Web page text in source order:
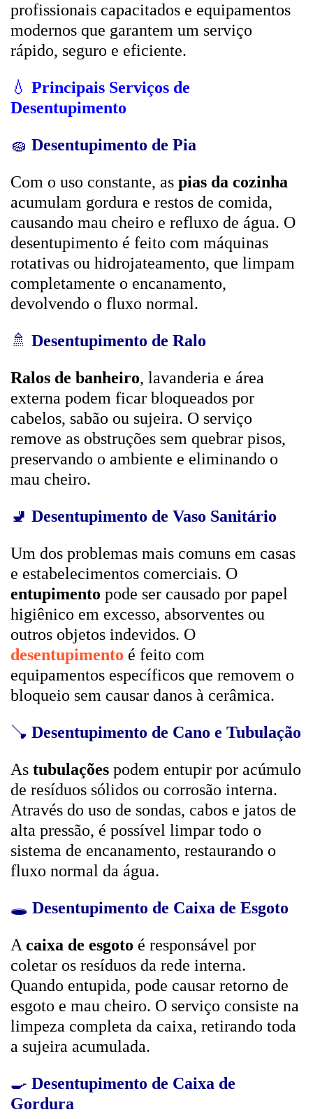
profissionais capacitados e equipamentos
modernos que garantem um serviço
rápido, seguro e eficiente.
💧 Principais Serviços de
Desentupimento
🧽 Desentupimento de Pia
Com o uso constante, as pias da cozinha
acumulam gordura e restos de comida,
causando mau cheiro e refluxo de água. O
desentupimento é feito com máquinas
rotativas ou hidrojateamento, que limpam
completamente o encanamento,
devolvendo o fluxo normal.
🚿 Desentupimento de Ralo
Ralos de banheiro, lavanderia e área
externa podem ficar bloqueados por
cabelos, sabão ou sujeira. O serviço
remove as obstruções sem quebrar pisos,
preservando o ambiente e eliminando o
mau cheiro.
🚽 Desentupimento de Vaso Sanitário
Um dos problemas mais comuns em casas
e estabelecimentos comerciais. O
entupimento pode ser causado por papel
higiênico em excesso, absorventes ou
outros objetos indevidos. O
desentupimento é feito com
equipamentos específicos que removem o
bloqueio sem causar danos à cerâmica.
🪠 Desentupimento de Cano e Tubulação
As tubulações podem entupir por acúmulo
de resíduos sólidos ou corrosão interna.
Através do uso de sondas, cabos e jatos de
alta pressão, é possível limpar todo o
sistema de encanamento, restaurando o
fluxo normal da água.
🕳️ Desentupimento de Caixa de Esgoto
A caixa de esgoto é responsável por
coletar os resíduos da rede interna.
Quando entupida, pode causar retorno de
esgoto e mau cheiro. O serviço consiste na
limpeza completa da caixa, retirando toda
a sujeira acumulada.
🍳 Desentupimento de Caixa de
Gordura